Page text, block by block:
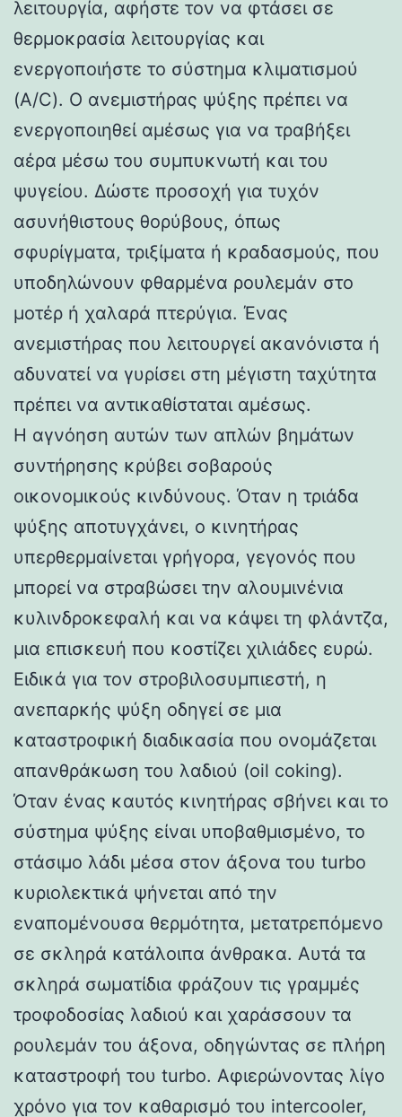
λειτουργία, αφήστε τον να φτάσει σε
θερμοκρασία λειτουργίας και
ενεργοποιήστε το σύστημα κλιματισμού
(A/C). Ο ανεμιστήρας ψύξης πρέπει να
ενεργοποιηθεί αμέσως για να τραβήξει
αέρα μέσω του συμπυκνωτή και του
ψυγείου. Δώστε προσοχή για τυχόν
ασυνήθιστους θορύβους, όπως
σφυρίγματα, τριξίματα ή κραδασμούς, που
υποδηλώνουν φθαρμένα ρουλεμάν στο
μοτέρ ή χαλαρά πτερύγια. Ένας
ανεμιστήρας που λειτουργεί ακανόνιστα ή
αδυνατεί να γυρίσει στη μέγιστη ταχύτητα
πρέπει να αντικαθίσταται αμέσως.
Η αγνόηση αυτών των απλών βημάτων
συντήρησης κρύβει σοβαρούς
οικονομικούς κινδύνους. Όταν η τριάδα
ψύξης αποτυγχάνει, ο κινητήρας
υπερθερμαίνεται γρήγορα, γεγονός που
μπορεί να στραβώσει την αλουμινένια
κυλινδροκεφαλή και να κάψει τη φλάντζα,
μια επισκευή που κοστίζει χιλιάδες ευρώ.
Ειδικά για τον στροβιλοσυμπιεστή, η
ανεπαρκής ψύξη οδηγεί σε μια
καταστροφική διαδικασία που ονομάζεται
απανθράκωση του λαδιού (oil coking).
Όταν ένας καυτός κινητήρας σβήνει και το
σύστημα ψύξης είναι υποβαθμισμένο, το
στάσιμο λάδι μέσα στον άξονα του turbo
κυριολεκτικά ψήνεται από την
εναπομένουσα θερμότητα, μετατρεπόμενο
σε σκληρά κατάλοιπα άνθρακα. Αυτά τα
σκληρά σωματίδια φράζουν τις γραμμές
τροφοδοσίας λαδιού και χαράσσουν τα
ρουλεμάν του άξονα, οδηγώντας σε πλήρη
καταστροφή του turbo. Αφιερώνοντας λίγο
χρόνο για τον καθαρισμό του intercooler,